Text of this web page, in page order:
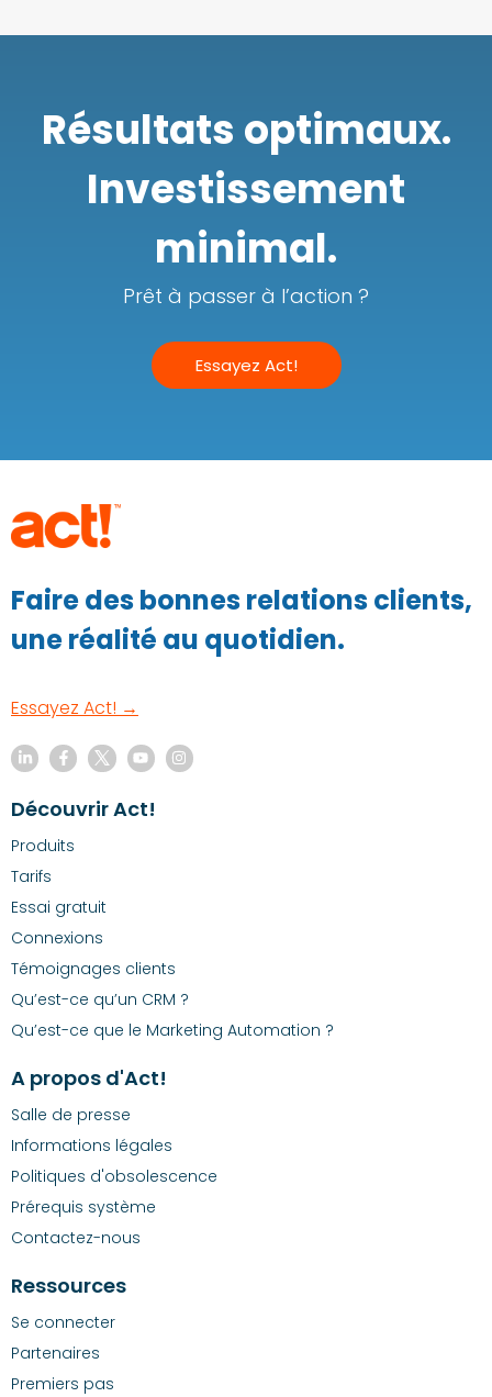
Résultats optimaux.
Investissement
minimal.
Prêt à passer à l’action ?
Essayez Act!
Faire des bonnes relations clients,
une réalité au quotidien.
Essayez Act! →
Découvrir Act!
Produits
Tarifs
Essai gratuit
Connexions
Témoignages clients
Qu’est-ce qu’un CRM ?
Qu’est-ce que le Marketing Automation ?
A propos d'Act!
Salle de presse
Informations légales
Politiques d'obsolescence
Prérequis système
Contactez-nous
Ressources
Se connecter
Partenaires
Premiers pas